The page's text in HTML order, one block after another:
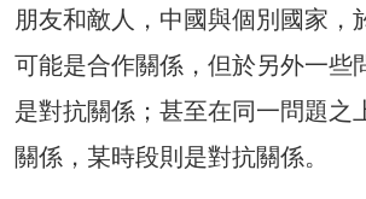
朋友和敵人，中國與個別國家，
可能是合作關係，但於另外一些
是對抗關係；甚至在同一問題之
關係，某時段則是對抗關係。